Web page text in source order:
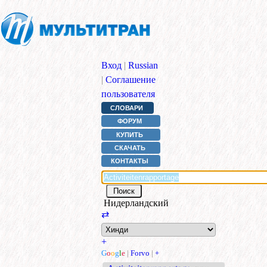
Вход | Russian
| Соглашение
пользователя
СЛОВАРИ
ФОРУМ
КУПИТЬ
СКАЧАТЬ
КОНТАКТЫ
Нидерландский
⇄
+
Google | Forvo | +